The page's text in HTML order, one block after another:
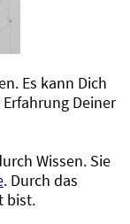
Es kann Dich
Deiner
Wissen. Sie
. Durch das
bist.